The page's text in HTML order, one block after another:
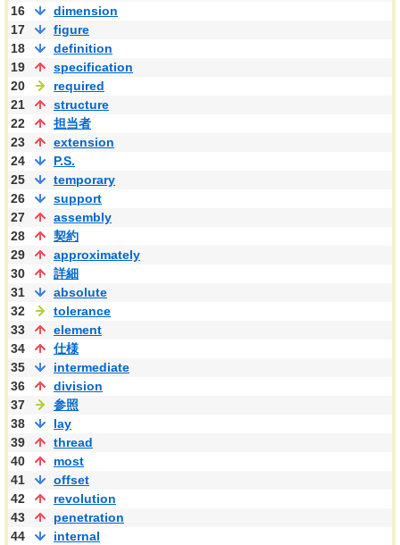
16
dimension
17
figure
18
definition
19
specification
20
required
21
structure
22
担当者
23
extension
24
P.S.
25
temporary
26
support
27
assembly
28
契約
29
approximately
30
詳細
31
absolute
32
tolerance
33
element
34
仕様
35
intermediate
36
division
37
参照
38
lay
39
thread
40
most
41
offset
42
revolution
43
penetration
44
internal